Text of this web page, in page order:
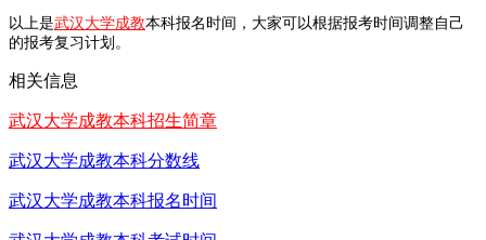
以上是武汉大学成教本科报名时间，大家可以根据报考时间调整自己
的报考复习计划。
相关信息
武汉大学成教本科招生简章
武汉大学成教本科分数线
武汉大学成教本科报名时间